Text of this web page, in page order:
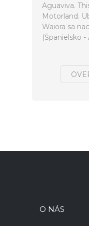
Aguaviva.
Motorland.
Waiora sa
(Španielsko -
O NÁS